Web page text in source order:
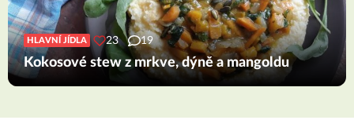
HLAVNÍ JÍDLA 23 19
Kokosové stew z mrkve, dýně a mangoldu